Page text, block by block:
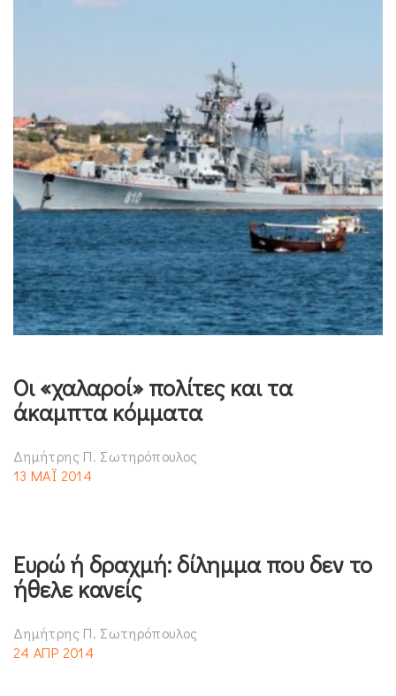
Οι «χαλαροί» πολίτες και τα
άκαμπτα κόμματα
Δημήτρης Π. Σωτηρόπουλος
13 ΜΑΪ 2014
Ευρώ ή δραχμή: δίλημμα που δεν το
ήθελε κανείς
Δημήτρης Π. Σωτηρόπουλος
24 ΑΠΡ 2014